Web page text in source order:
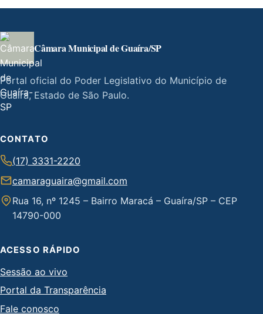
Câmara Municipal de Guaíra/SP
Portal oficial do Poder Legislativo do Município de
Guaíra, Estado de São Paulo.
CONTATO
(17) 3331-2220
camaraguaira@gmail.com
Rua 16, nº 1245 – Bairro Maracá – Guaíra/SP – CEP
14790-000
ACESSO RÁPIDO
Sessão ao vivo
Portal da Transparência
Fale conosco